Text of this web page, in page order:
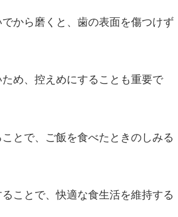
から磨くと、歯の表面を傷つけず
め、控えめにすることも重要で
とで、ご飯を食べたときのしみる
ことで、快適な食生活を維持する